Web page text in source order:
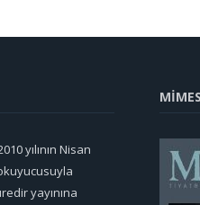
yılının Nisan
yayınına